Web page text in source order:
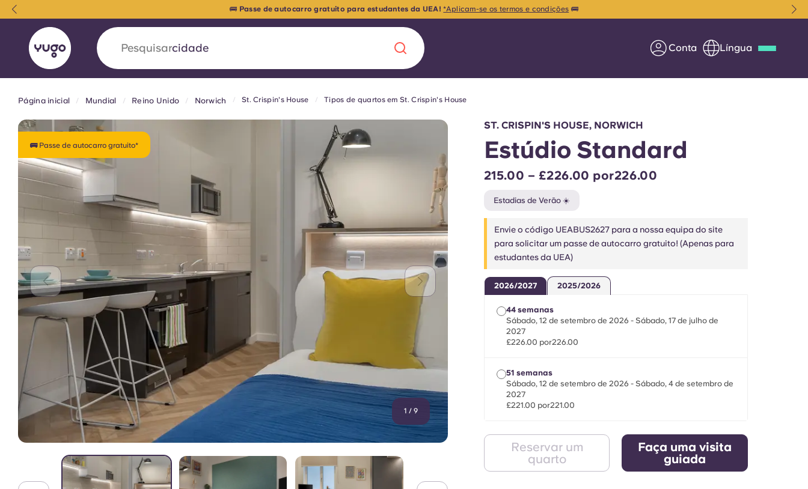
Pesquisarpaís Conta Língua
SobreLocalizaçõesMais
Yugo VCARB: Impulsionando uma nova
era no alojamento estudantil
A parceria pioneira Yugocom a VCARB estimula a inovação, a
ambição e momentos inesquecíveis para os alunos.
Sobre nós
Perguntas frequentes
Informação para os pais
Blogue
Entre em contacto
English (GB) English (US)
🚌 Passe de autocarro gratuito para estudantes da UEA!*Aplicam-se os termos e condições 🚌
Página inicial Mundial Reino Unido Norwich St. Crispin's House Tipos de quartos em St. Crispin's House
🚌 Passe de autocarro gratuito*
1 / 9
ST. CRISPIN'S HOUSE, NORWICH
Estúdio Standard
215.00 – £226.00 por226.00
Estadias de Verão ☀️
Envie o código UEABUS2627 para a nossa equipa do site
para solicitar um passe de autocarro gratuito! (Apenas para
estudantes da UEA)
2026/2027 2025/2026
44 semanas
Sábado, 12 de setembro de 2026 - Sábado, 17 de julho de
2027
£226.00 por226.00
51 semanas
Sábado, 12 de setembro de 2026 - Sábado, 4 de setembro de
2027
£221.00 por221.00
Reservar um
quarto
Faça uma visita
guiada